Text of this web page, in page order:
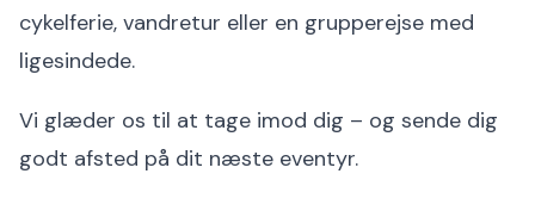
cykelferie, vandretur eller en grupperejse med
ligesindede.
Vi glæder os til at tage imod dig – og sende dig
godt afsted på dit næste eventyr.